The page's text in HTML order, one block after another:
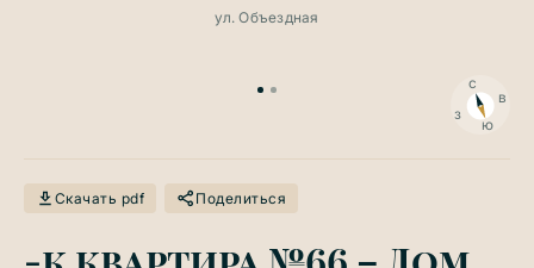
з
с
в
ю
ул. Объездная
Скачать pdf Поделиться